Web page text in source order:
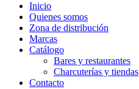
Inicio
Quienes somos
Zona de distribución
Marcas
Catálogo
Bares y restaurantes
Charcuterías y tiendas
Contacto